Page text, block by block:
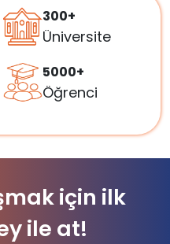
300+
Üniversite
5000+
Öğrenci
için ilk
ile at!